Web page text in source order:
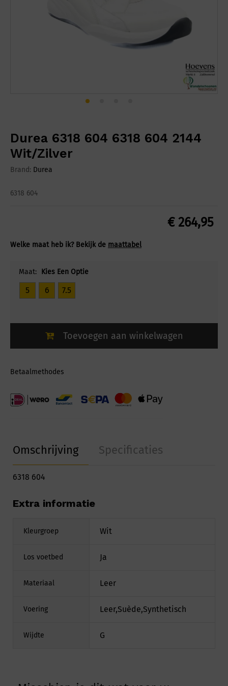
Durea 6318 604 6318 604 2144
Wit/Zilver
Brand: Durea
6318 604
€264,95
Welke maat heb ik? Bekijk de maattabel
Maat: Kies Een Optie
5 6 7.5
Toevoegen aan winkelwagen
Betaalmethodes
Omschrijving Specificaties
6318 604
Extra informatie
Kleurgroep Wit
Los voetbed Ja
Materiaal Leer
Voering Leer,Suède,Synthetisch
Wijdte G